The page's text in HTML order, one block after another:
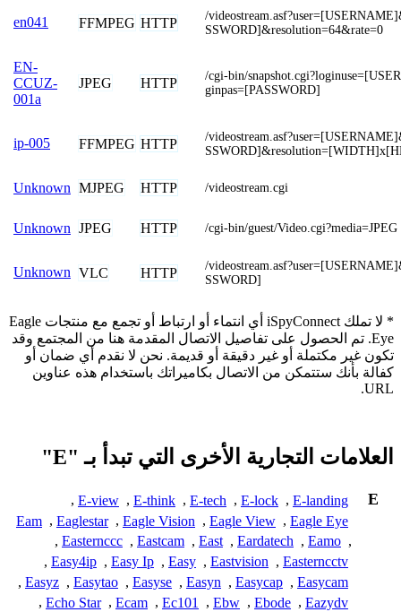
en041 FFMPEG HTTP
/
SSWORD]&resolution=64&rate=0
EN-
CCUZ-
001a
JPEG HTTP
/cgi-bin/
ginpas=[PASSWORD]
ip-005 FFMPEG HTTP
/
Unknown MJPEG HTTP /videostream.cgi
Unknown JPEG HTTP /cgi-bin/guest/Video.cgi?media=JPEG
Unknown VLC HTTP
/
SSWORD]
* لا تملك iSpyConnect أي انتماء أو ارتباط أو تجمع مع منتجات Eagle
Eye. تم الحصول على تفاصيل الاتصال المقدمة هنا من المجتمع وقد
تكون غير مكتملة أو غير دقيقة أو قديمة. نحن لا نقدم أي ضمان أو
كفالة بأنك ستتمكن من الاتصال بكاميراتك باستخدام هذه عناوين
URL.
العلامات التجارية الأخرى التي تبدأ بـ "E"
E
E-landing
,
E-lock
,
E-tech
,
E-think
,
E-view
,
Eagle Eye
,
Eagle View
,
Eagle Vision
,
Eaglestar
,
Eam
,
Eamo
,
Eardatech
,
East
,
Eastcam
,
Easternccc
,
Easterncctv
,
Eastvision
,
Easy
,
Easy Ip
,
Easy4ip
,
Easycam
,
Easycap
,
Easyn
,
Easyse
,
Easytao
,
Easyz
,
Eazydv
,
Ebode
,
Ebw
,
Ec101
,
Ecam
,
Echo Star
,